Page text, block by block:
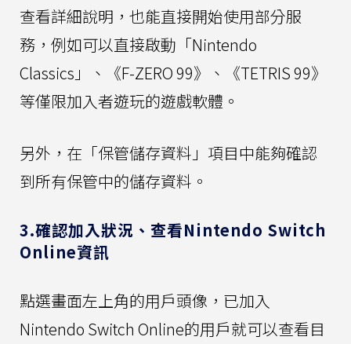
查看詳細說明，也能直接開始使用部分服
務，例如可以直接啟動「Nintendo
Classics」、《F-ZERO 99》、《TETRIS 99》
等僅限加入者遊玩的遊戲軟體。
另外，在「保管儲存資料」項目中能夠確認
到所有保管中的儲存資料。
3.確認加入狀況、查看Nintendo Switch
Online資訊
點選畫面左上角的用戶頭像，已加入
Nintendo Switch Online的用戶就可以查看目